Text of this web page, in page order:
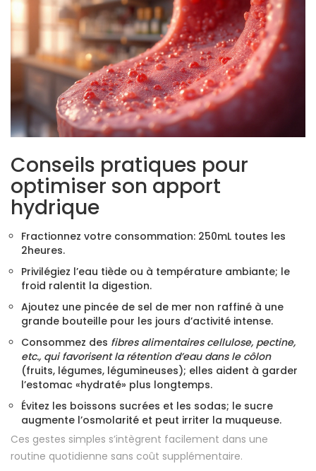
Conseils pratiques pour
optimiser son apport
hydrique
Fractionnez votre consommation: 250mL toutes les
2heures.
Privilégiez l’eau tiède ou à température ambiante; le
froid ralentit la digestion.
Ajoutez une pincée de sel de mer non raffiné à une
grande bouteille pour les jours d’activité intense.
Consommez des fibres alimentaires cellulose, pectine,
etc., qui favorisent la rétention d’eau dans le côlon
(fruits, légumes, légumineuses); elles aident à garder
l’estomac «hydraté» plus longtemps.
Évitez les boissons sucrées et les sodas; le sucre
augmente l’osmolarité et peut irriter la muqueuse.
Ces gestes simples s’intègrent facilement dans une
routine quotidienne sans coût supplémentaire.